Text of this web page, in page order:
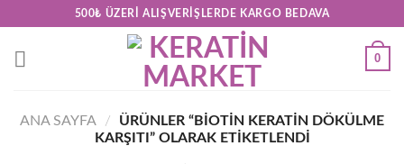
content
500₺ ÜZERI ALIŞVERIŞLERDE KARGO BEDAVA
0
ANA SAYFA /
ÜRÜNLER “BIOTIN KERATIN DÖKÜLME
KARŞITI” OLARAK ETIKETLENDI